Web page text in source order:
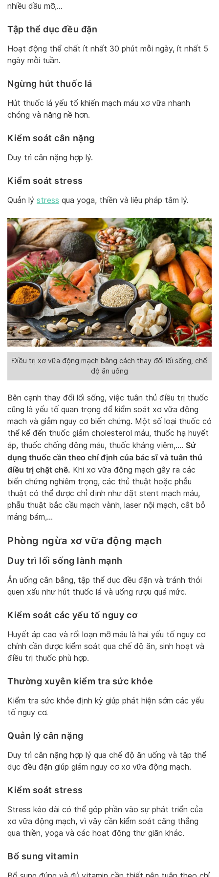
nhiều dầu mỡ,…
Tập thể dục đều đặn
Hoạt động thể chất ít nhất 30 phút mỗi ngày, ít nhất 5
ngày mỗi tuần.
Ngừng hút thuốc lá
Hút thuốc lá yếu tố khiến mạch máu xơ vữa nhanh
chóng và nặng nề hơn.
Kiểm soát cân nặng
Duy trì cân nặng hợp lý.
Kiểm soát stress
Quản lý stress qua yoga, thiền và liệu pháp tâm lý.
Điều trị xơ vữa động mạch bằng cách thay đối lối sống, chế
độ ăn uống
Bên cạnh thay đổi lối sống, việc tuân thủ điều trị thuốc
cũng là yếu tố quan trọng để kiểm soát xơ vữa động
mạch và giảm nguy cơ biến chứng. Một số loại thuốc có
thể kể đến thuốc giảm cholesterol máu, thuốc hạ huyết
áp, thuốc chống đông máu, thuốc kháng viêm,…. Sử
dụng thuốc cần theo chỉ định của bác sĩ và tuân thủ
điều trị chặt chẽ. Khi xơ vữa động mạch gây ra các
biến chứng nghiêm trọng, các thủ thuật hoặc phẫu
thuật có thể được chỉ định như đặt stent mạch máu,
phẫu thuật bắc cầu mạch vành, laser nội mạch, cắt bỏ
mảng bám,…
Phòng ngừa xơ vữa động mạch
Duy trì lối sống lành mạnh
Ăn uống cân bằng, tập thể dục đều đặn và tránh thói
quen xấu như hút thuốc lá và uống rượu quá mức.
Kiểm soát các yếu tố nguy cơ
Huyết áp cao và rối loạn mỡ máu là hai yếu tố nguy cơ
chính cần được kiểm soát qua chế độ ăn, sinh hoạt và
điều trị thuốc phù hợp.
Thường xuyên kiểm tra sức khỏe
Kiểm tra sức khỏe định kỳ giúp phát hiện sớm các yếu
tố nguy cơ.
Quản lý cân nặng
Duy trì cân nặng hợp lý qua chế độ ăn uống và tập thể
dục đều đặn giúp giảm nguy cơ xơ vữa động mạch.
Kiểm soát stress
Stress kéo dài có thể góp phần vào sự phát triển của
xơ vữa động mạch, vì vậy cần kiểm soát căng thẳng
qua thiền, yoga và các hoạt động thư giãn khác.
Bổ sung vitamin